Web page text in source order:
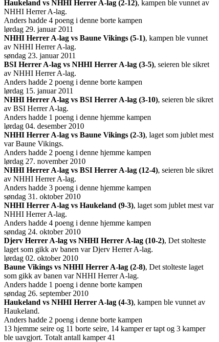
Haukeland vs NHHI Herrer A-lag (2-12), kampen ble vunnet av
NHHI Herrer A-lag.
Anders hadde 4 poeng i denne borte kampen
lørdag 29. januar 2011
NHHI Herrer A-lag vs Baune Vikings (5-1), kampen ble vunnet
av NHHI Herrer A-lag.
søndag 23. januar 2011
BSI Herrer A-lag vs NHHI Herrer A-lag (3-5), seieren ble sikret
av NHHI Herrer A-lag.
Anders hadde 2 poeng i denne borte kampen
lørdag 15. januar 2011
NHHI Herrer A-lag vs BSI Herrer A-lag (3-10), seieren ble sikret
av BSI Herrer A-lag.
Anders hadde 1 poeng i denne hjemme kampen
lørdag 04. desember 2010
NHHI Herrer A-lag vs Baune Vikings (2-3), laget som jublet mest
var Baune Vikings.
Anders hadde 2 poeng i denne hjemme kampen
lørdag 27. november 2010
NHHI Herrer A-lag vs BSI Herrer A-lag (12-4), seieren ble sikret
av NHHI Herrer A-lag.
Anders hadde 3 poeng i denne hjemme kampen
søndag 31. oktober 2010
NHHI Herrer A-lag vs Haukeland (9-3), laget som jublet mest var
NHHI Herrer A-lag.
Anders hadde 4 poeng i denne hjemme kampen
søndag 24. oktober 2010
Djerv Herrer A-lag vs NHHI Herrer A-lag (10-2), Det stolteste
laget som gikk av banen var Djerv Herrer A-lag.
lørdag 02. oktober 2010
Baune Vikings vs NHHI Herrer A-lag (2-8), Det stolteste laget
som gikk av banen var NHHI Herrer A-lag.
Anders hadde 1 poeng i denne borte kampen
søndag 26. september 2010
Haukeland vs NHHI Herrer A-lag (4-3), kampen ble vunnet av
Haukeland.
Anders hadde 2 poeng i denne borte kampen
13 hjemme seire og 11 borte seire, 14 kamper er tapt og 3 kamper
ble uavgjort. Totalt antall kamper 41